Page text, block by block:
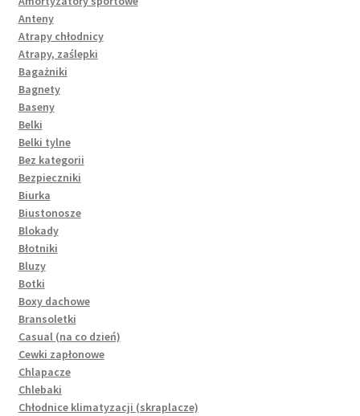
Anteny
Atrapy chłodnicy
Atrapy, zaślepki
Bagażniki
Bagnety
Baseny
Belki
Belki tylne
Bez kategorii
Bezpieczniki
Biurka
Biustonosze
Blokady
Błotniki
Bluzy
Botki
Boxy dachowe
Bransoletki
Casual (na co dzień)
Cewki zapłonowe
Chlapacze
Chlebaki
Chłodnice klimatyzacji (skraplacze)